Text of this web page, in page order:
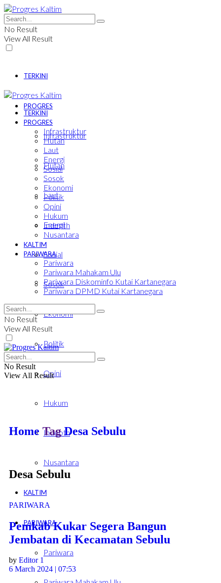
No Result
View All Result
TERKINI
PROGRES
Infrastruktur
Hutan
Laut
Energi
Sosial
Sosok
Ekonomi
Politik
Opini
Hukum
Indepth
Nusantara
KALTIM
PARIWARA
Pariwara
TERKINI
PROGRES
Infrastruktur
Hutan
Laut
Energi
Sosial
Sosok
Ekonomi
Politik
Opini
Hukum
Indepth
Nusantara
KALTIM
PARIWARA
Pariwara
Pariwara Mahakam Ulu
Pariwara Diskominfo Kutai Kartanegara
Pariwara DPMD Kutai Kartanegara
No Result
View All Result
No Result
View All Result
Home Tag Desa Sebulu
Desa Sebulu
PARIWARA
Pemkab Kukar Segera Bangun
Jembatan di Kecamatan Sebulu
by Editor 1
6 March 2024 | 07:53